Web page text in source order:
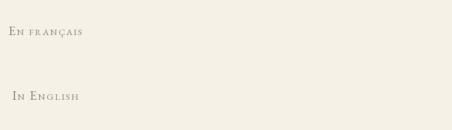
En français
In English